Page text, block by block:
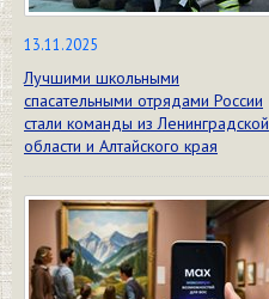
13.11.2025
Лучшими школьными
спасательными отрядами России
стали команды из Ленинградской
области и Алтайского края